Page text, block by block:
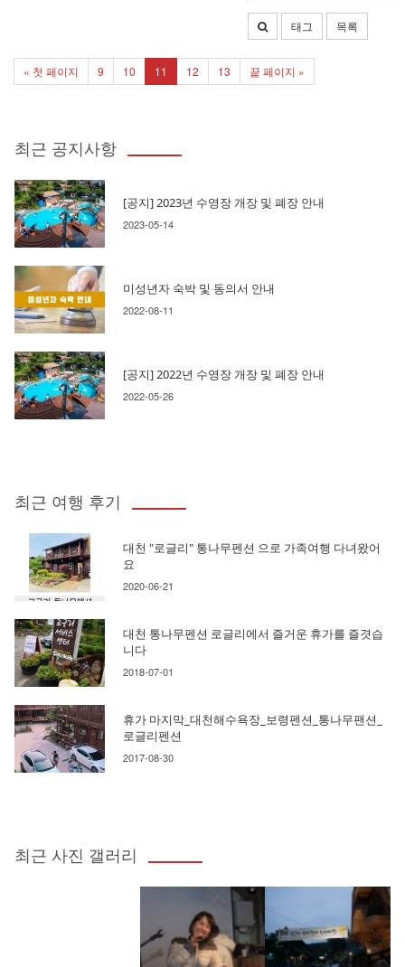
태그 목록
« 첫 페이지 9 10 11 12 13 끝 페이지 »
최근 공지사항
[공지] 2023년 수영장 개장 및 폐장 안내
2023-05-14
미성년자 숙박 및 동의서 안내
2022-08-11
[공지] 2022년 수영장 개장 및 폐장 안내
2022-05-26
최근 여행 후기
대천 "로글리" 통나무펜션 으로 가족여행 다녀왔어
요
2020-06-21
대천 통나무펜션 로글리에서 즐거운 휴가를 즐겻습
니다
2018-07-01
휴가 마지막_대천해수욕장_보령펜션_통나무팬션_
로글리펜션
2017-08-30
최근 사진 갤러리